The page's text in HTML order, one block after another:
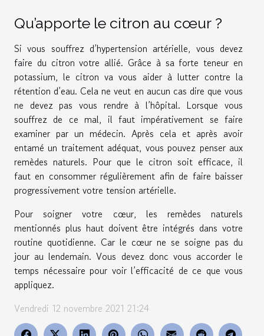
Qu’apporte le citron au cœur ?
Si vous souffrez d’hypertension artérielle, vous devez
faire du citron votre allié. Grâce à sa forte teneur en
potassium, le citron va vous aider à lutter contre la
rétention d’eau. Cela ne veut en aucun cas dire que vous
ne devez pas vous rendre à l’hôpital. Lorsque vous
souffrez de ce mal, il faut impérativement se faire
examiner par un médecin. Après cela et après avoir
entamé un traitement adéquat, vous pouvez penser aux
remèdes naturels. Pour que le citron soit efficace, il
faut en consommer régulièrement afin de faire baisser
progressivement votre tension artérielle.
Pour soigner votre cœur, les remèdes naturels
mentionnés plus haut doivent être intégrés dans votre
routine quotidienne. Car le cœur ne se soigne pas du
jour au lendemain. Vous devez donc vous accorder le
temps nécessaire pour voir l’efficacité de ce que vous
appliquez.
Vendredi 12 novembre 2021 21:24